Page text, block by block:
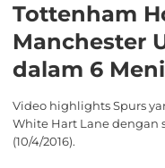
Tottenham
Manchester
dalam 6
Video highlights Spurs
White Hart Lane dengan
(10/4/2016).